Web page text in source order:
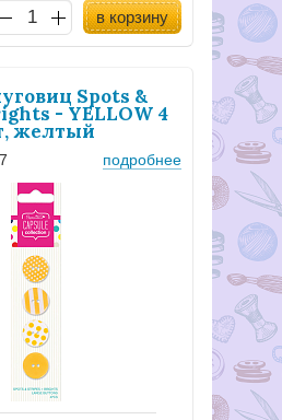
в корзину
Spots &
- YELLOW 4
желтый
подробнее